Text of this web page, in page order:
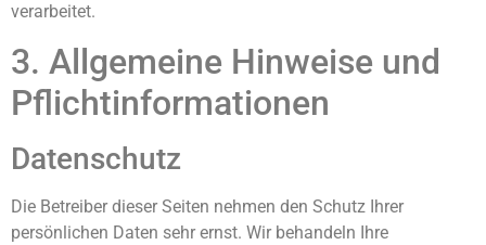
verarbeitet.
3. Allgemeine Hinweise und
Pflicht­informationen
Datenschutz
Die Betreiber dieser Seiten nehmen den Schutz Ihrer
persönlichen Daten sehr ernst. Wir behandeln Ihre